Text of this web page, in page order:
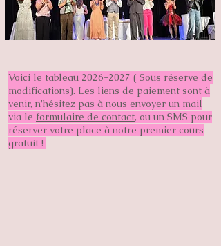
Voici le tableau 2026-2027 ( Sous réserve de
modifications). Les liens de paiement sont à
venir, n'hésitez pas à nous envoyer un mail
via le formulaire de contact, ou un SMS pour
réserver votre place à notre premier cours
gratuit !